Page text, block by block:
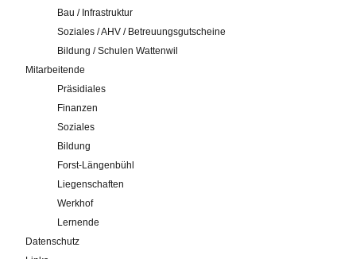
Bau / Infrastruktur
Soziales / AHV / Betreuungsgutscheine
Bildung / Schulen Wattenwil
Mitarbeitende
Präsidiales
Finanzen
Soziales
Bildung
Forst-Längenbühl
Liegenschaften
Werkhof
Lernende
Datenschutz